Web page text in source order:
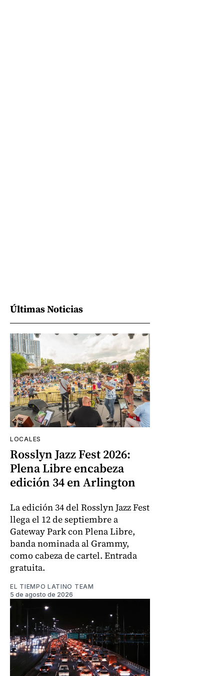
Últimas Noticias
LOCALES
Rosslyn Jazz Fest 2026:
Plena Libre encabeza
edición 34 en Arlington
La edición 34 del Rosslyn Jazz Fest
llega el 12 de septiembre a
Gateway Park con Plena Libre,
banda nominada al Grammy,
como cabeza de cartel. Entrada
gratuita.
EL TIEMPO LATINO TEAM
5 de agosto de 2026